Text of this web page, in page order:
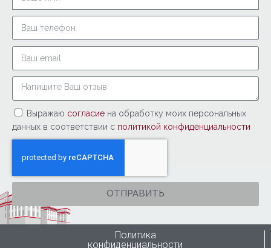
Выражаю согласие на обработку моих персональных
данных в соответствии с политикой конфиденциальности
ОТПРАВИТЬ
Политика
конфиденциальности